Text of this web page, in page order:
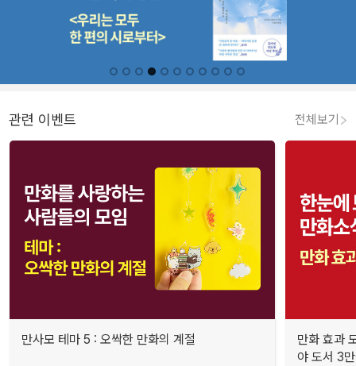
관련 이벤트 전체보기
만사모 테마 5 : 오싹한 만화의 계절
만화 효과
야 도서 3